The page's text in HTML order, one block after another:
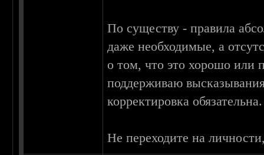
По существу - правила
даже необходимые, а
о том, что это хорошо или
поддерживаю
корректировка обязательна.
Не переходите на